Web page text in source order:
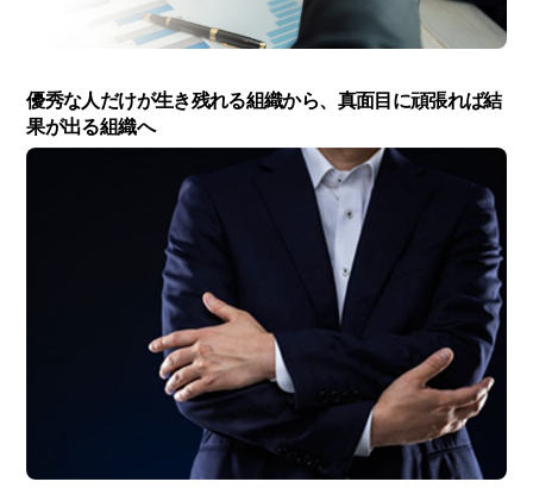
優秀な人だけが生き残れる組織から、真面目に頑張れば結
果が出る組織へ